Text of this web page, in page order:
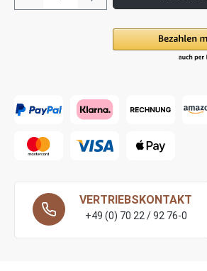
VERTRIEBSKONTAKT
+49 (0) 70 22 / 92 76-0